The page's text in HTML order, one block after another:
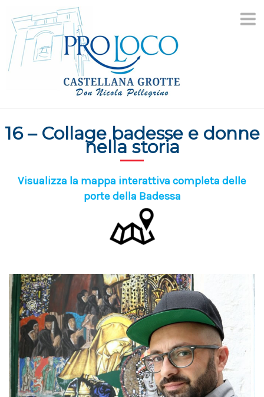
contenuto
16 – Collage badesse e donne
nella storia
Visualizza la mappa interattiva completa delle
porte della Badessa